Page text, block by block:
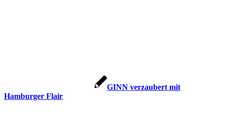
GINN verzaubert mit
Hamburger Flair